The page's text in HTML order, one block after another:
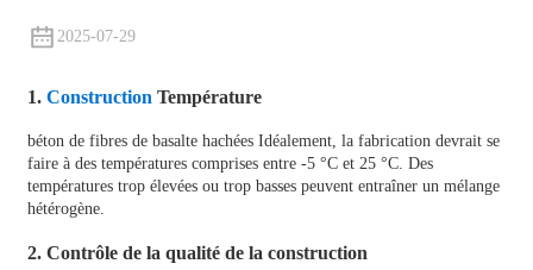
2025-07-29
1. Construction Température
béton de fibres de basalte hachéesIdéalement, la fabrication devrait se
faire à des températures comprises entre -5 °C et 25 °C. Des
températures trop élevées ou trop basses peuvent entraîner un mélange
hétérogène.
2. Contrôle de la qualité de la construction